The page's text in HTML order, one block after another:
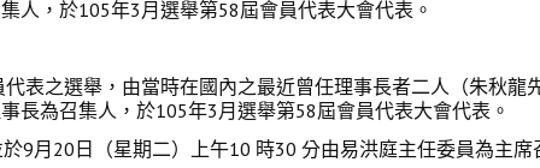
人，於105年3月選舉第58屆會員代表大會代表。
之選舉，由當時在國內之最近曾任理事長者二人（朱秋龍
長為召集人，於105年3月選舉第58屆會員代表大會代表。
月20日（星期二）上午10 時30 分由易洪庭主任委員為主